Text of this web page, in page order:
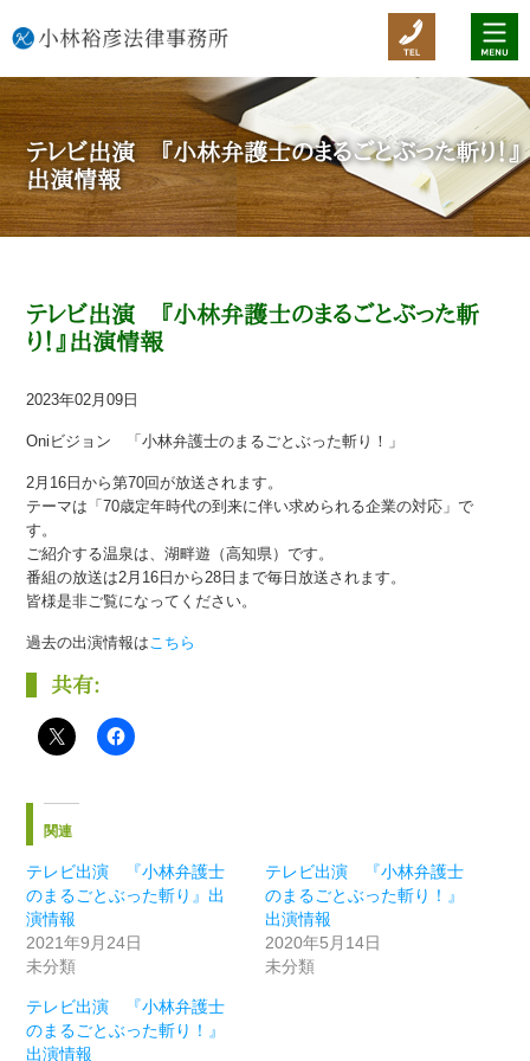
テレビ出演 『小林弁護士のまるごとぶった斬り！』
出演情報
テレビ出演 『小林弁護士のまるごとぶった斬
り！』出演情報
2023年02月09日
Oniビジョン 「小林弁護士のまるごとぶった斬り！」
2月16日から第70回が放送されます。
テーマは「70歳定年時代の到来に伴い求められる企業の対応」で
す。
ご紹介する温泉は、湖畔遊（高知県）です。
番組の放送は2月16日から28日まで毎日放送されます。
皆様是非ご覧になってください。
過去の出演情報は こちら
共有:
関連
テレビ出演 『小林弁護士
のまるごとぶった斬り』出
演情報
2021年9月24日
未分類
テレビ出演 『小林弁護士
のまるごとぶった斬り！』
出演情報
2020年5月14日
未分類
テレビ出演 『小林弁護士
のまるごとぶった斬り！』
出演情報